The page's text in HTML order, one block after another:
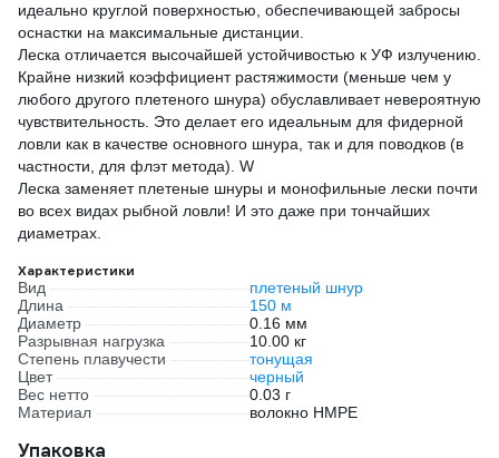
идеально круглой поверхностью, обеспечивающей забросы
оснастки на максимальные дистанции.
Леска отличается высочайшей устойчивостью к УФ излучению.
Крайне низкий коэффициент растяжимости (меньше чем у
любого другого плетеного шнура) обуславливает невероятную
чувствительность. Это делает его идеальным для фидерной
ловли как в качестве основного шнура, так и для поводков (в
частности, для флэт метода). W
Леска заменяет плетеные шнуры и монофильные лески почти
во всех видах рыбной ловли! И это даже при тончайших
диаметрах.
Характеристики
Вид
плетеный шнур
Длина
150 м
Диаметр
0.16 мм
Разрывная нагрузка
10.00 кг
Степень плавучести
тонущая
Цвет
черный
Вес нетто
0.03 г
Материал
волокно HMPE
Упаковка